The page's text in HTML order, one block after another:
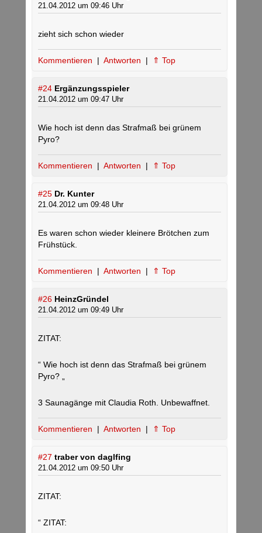
21.04.2012 um 09:46 Uhr
zieht sich schon wieder
Kommentieren | Antworten | ⇑ Top
#24 Ergänzungsspieler
21.04.2012 um 09:47 Uhr
Wie hoch ist denn das Strafmaß bei grünem
Pyro?
Kommentieren | Antworten | ⇑ Top
#25 Dr. Kunter
21.04.2012 um 09:48 Uhr
Es waren schon wieder kleinere Brötchen zum
Frühstück.
Kommentieren | Antworten | ⇑ Top
#26 HeinzGründel
21.04.2012 um 09:49 Uhr
ZITAT:
“ Wie hoch ist denn das Strafmaß bei grünem
Pyro? „
3 Saunagänge mit Claudia Roth. Unbewaffnet.
Kommentieren | Antworten | ⇑ Top
#27 traber von daglfing
21.04.2012 um 09:50 Uhr
ZITAT:
“ ZITAT: